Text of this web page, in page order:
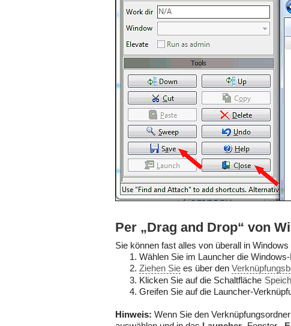
Per „Drag and Drop“ von
Sie können fast alles von überall in Windows
Wählen Sie im Launcher die
Ziehen Sie es über den
Klicken Sie auf die Schaltfläche
Greifen Sie auf die Launcher-
Hinweis: Wenn Sie den